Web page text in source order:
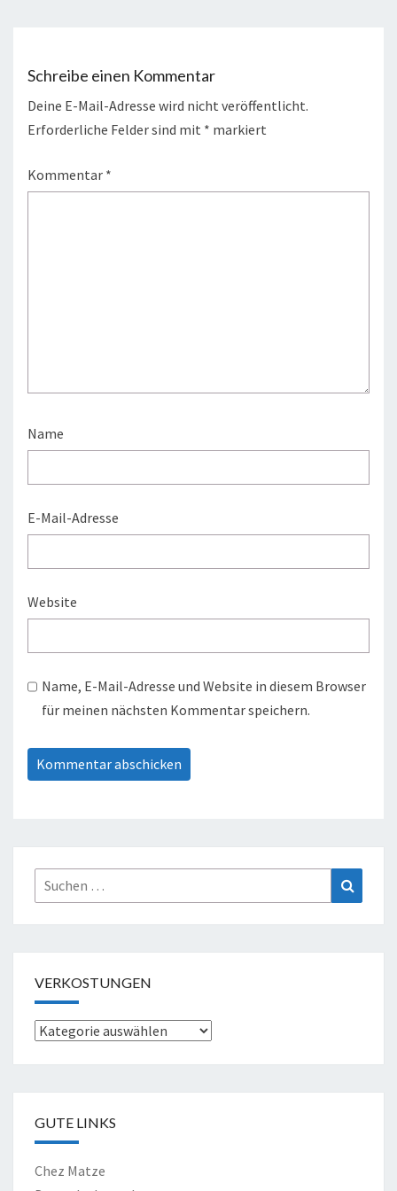
Schreibe einen Kommentar
Deine E-Mail-Adresse wird nicht veröffentlicht.
Erforderliche Felder sind mit * markiert
Kommentar *
Name
E-Mail-Adresse
Website
Name, E-Mail-Adresse und Website in diesem Browser
für meinen nächsten Kommentar speichern.
Suche
nach:
VERKOSTUNGEN
Verkostungen
GUTE LINKS
Chez Matze